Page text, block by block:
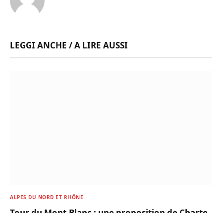
LEGGI ANCHE / A LIRE AUSSI
ALPES DU NORD ET RHÔNE